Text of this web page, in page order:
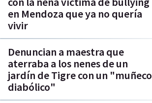
en Mendoza que ya no quería
vivir
Denuncian a maestra que
aterraba a los nenes de un
jardín de Tigre con un "muñeco
diabólico"